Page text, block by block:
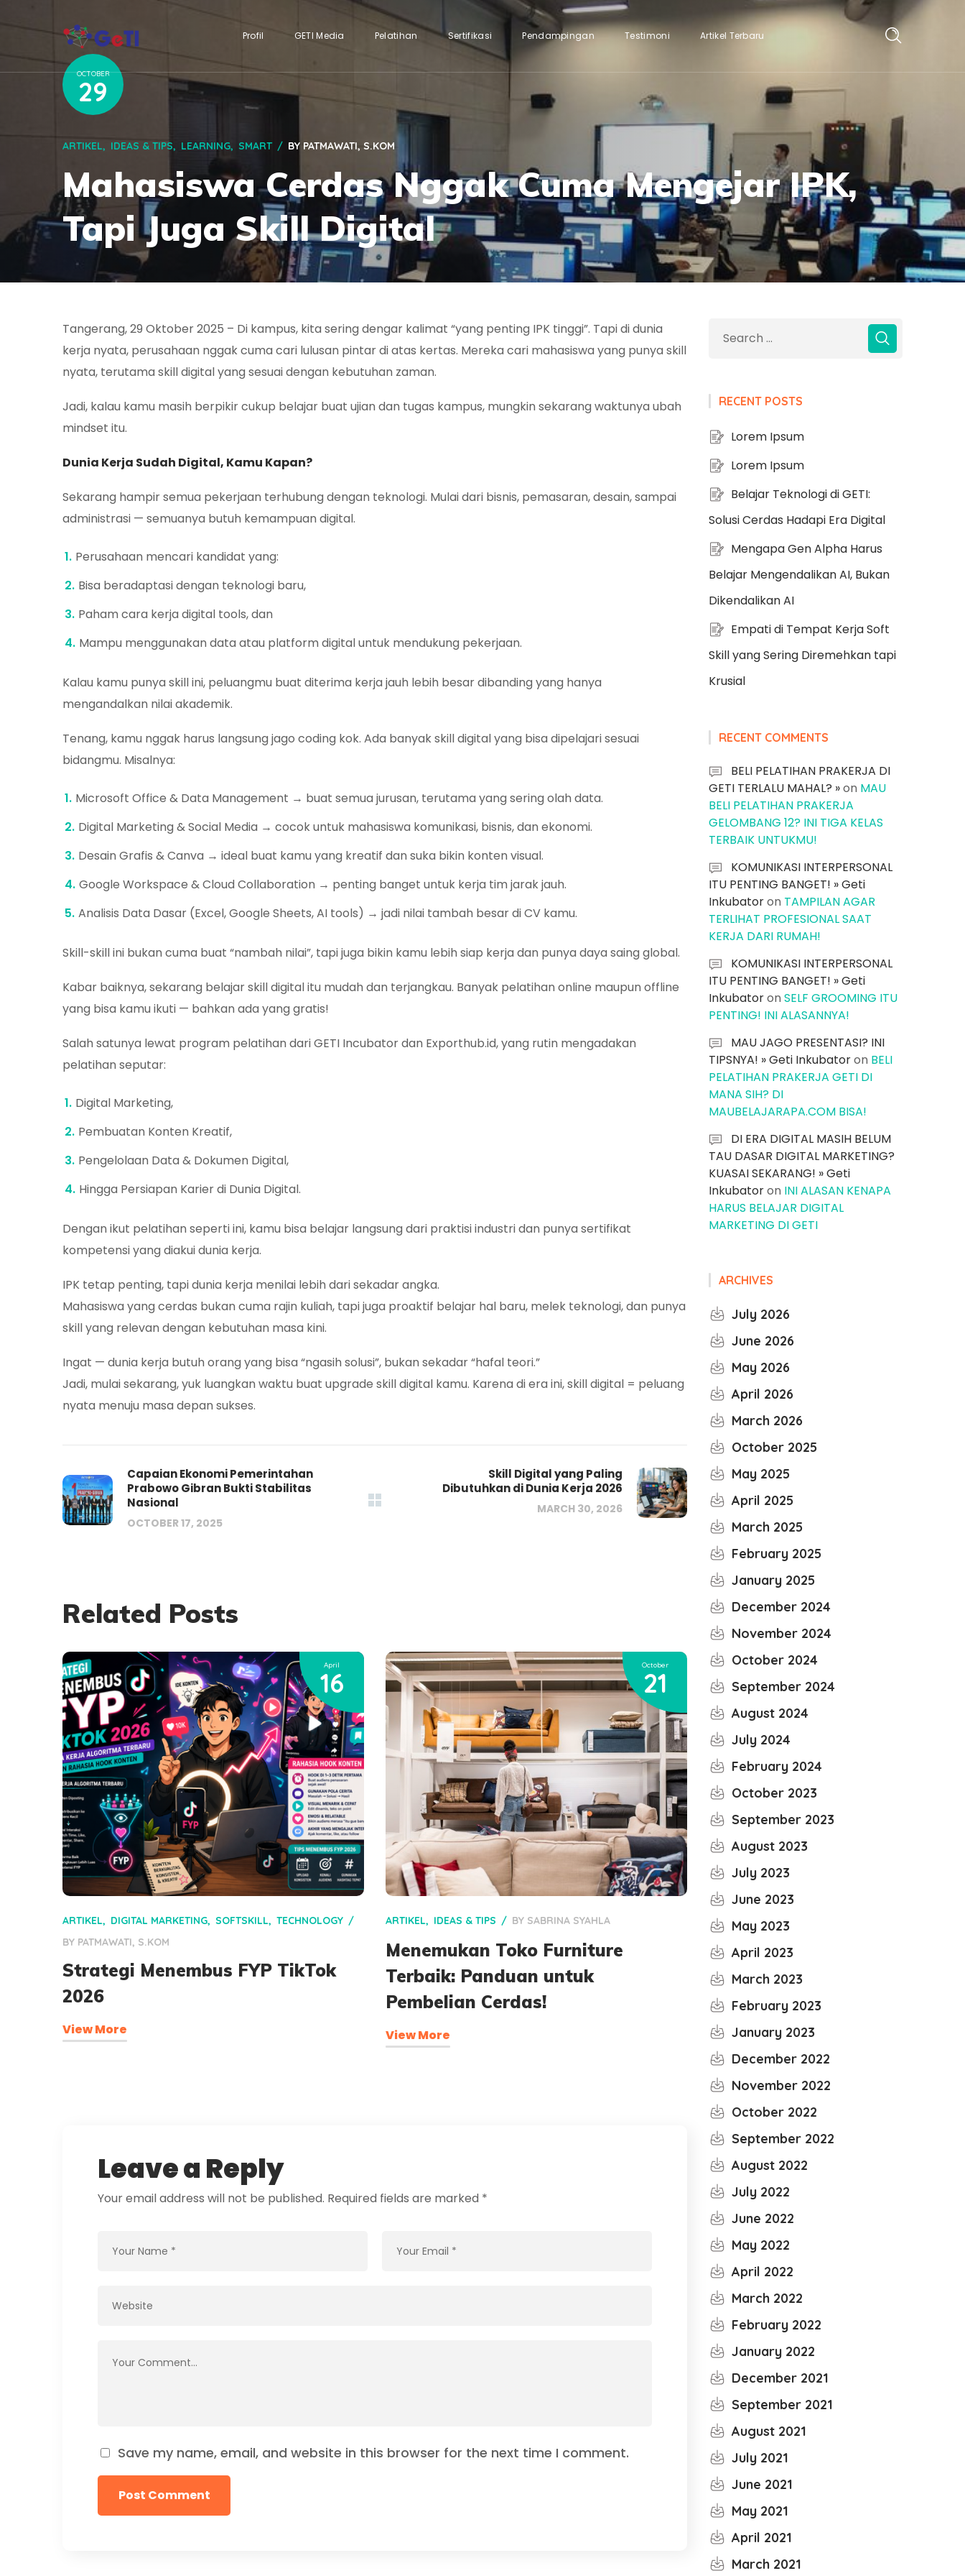
Profil GETI Media Pelatihan Sertifikasi Pendampingan Testimoni Artikel Terbaru
OCTOBER
29
ARTIKEL IDEAS & TIPS LEARNING SMART BY PATMAWATI, S.KOM
Mahasiswa Cerdas Nggak Cuma Mengejar IPK,
Tapi Juga Skill Digital
Tangerang, 29 Oktober 2025 – Di kampus, kita sering dengar kalimat “yang penting IPK tinggi”. Tapi di dunia
kerja nyata, perusahaan nggak cuma cari lulusan pintar di atas kertas. Mereka cari mahasiswa yang punya skill
nyata, terutama skill digital yang sesuai dengan kebutuhan zaman.
Jadi, kalau kamu masih berpikir cukup belajar buat ujian dan tugas kampus, mungkin sekarang waktunya ubah
mindset itu.
Dunia Kerja Sudah Digital, Kamu Kapan?
Sekarang hampir semua pekerjaan terhubung dengan teknologi. Mulai dari bisnis, pemasaran, desain, sampai
administrasi — semuanya butuh kemampuan digital.
Perusahaan mencari kandidat yang:
Bisa beradaptasi dengan teknologi baru,
Paham cara kerja digital tools, dan
Mampu menggunakan data atau platform digital untuk mendukung pekerjaan.
Kalau kamu punya skill ini, peluangmu buat diterima kerja jauh lebih besar dibanding yang hanya
mengandalkan nilai akademik.
Tenang, kamu nggak harus langsung jago coding kok. Ada banyak skill digital yang bisa dipelajari sesuai
bidangmu. Misalnya:
Microsoft Office & Data Management → buat semua jurusan, terutama yang sering olah data.
Digital Marketing & Social Media → cocok untuk mahasiswa komunikasi, bisnis, dan ekonomi.
Desain Grafis & Canva → ideal buat kamu yang kreatif dan suka bikin konten visual.
Google Workspace & Cloud Collaboration → penting banget untuk kerja tim jarak jauh.
Analisis Data Dasar (Excel, Google Sheets, AI tools) → jadi nilai tambah besar di CV kamu.
Skill-skill ini bukan cuma buat “nambah nilai”, tapi juga bikin kamu lebih siap kerja dan punya daya saing global.
Kabar baiknya, sekarang belajar skill digital itu mudah dan terjangkau. Banyak pelatihan online maupun offline
yang bisa kamu ikuti — bahkan ada yang gratis!
Salah satunya lewat program pelatihan dari GETI Incubator dan Exporthub.id, yang rutin mengadakan
pelatihan seputar:
Digital Marketing,
Pembuatan Konten Kreatif,
Pengelolaan Data & Dokumen Digital,
Hingga Persiapan Karier di Dunia Digital.
Dengan ikut pelatihan seperti ini, kamu bisa belajar langsung dari praktisi industri dan punya sertifikat
kompetensi yang diakui dunia kerja.
IPK tetap penting, tapi dunia kerja menilai lebih dari sekadar angka.
Mahasiswa yang cerdas bukan cuma rajin kuliah, tapi juga proaktif belajar hal baru, melek teknologi, dan punya
skill yang relevan dengan kebutuhan masa kini.
Ingat — dunia kerja butuh orang yang bisa “ngasih solusi”, bukan sekadar “hafal teori.”
Jadi, mulai sekarang, yuk luangkan waktu buat upgrade skill digital kamu. Karena di era ini, skill digital = peluang
nyata menuju masa depan sukses.
Capaian Ekonomi Pemerintahan
Prabowo Gibran Bukti Stabilitas
Nasional
OCTOBER 17, 2025
Skill Digital yang Paling
Dibutuhkan di Dunia Kerja 2026
MARCH 30, 2026
Related Posts
April
16
ARTIKEL DIGITAL MARKETING SOFTSKILL
TECHNOLOGY
BY PATMAWATI, S.KOM
Strategi Menembus FYP TikTok
2026
View More
October
21
ARTIKEL IDEAS & TIPS BY SABRINA SYAHLA
Menemukan Toko Furniture
Terbaik: Panduan untuk
Pembelian Cerdas!
View More
Leave a Reply
Your email address will not be published. Required fields are marked *
Save my name, email, and website in this browser for the next time I comment.
RECENT POSTS
Lorem Ipsum
Lorem Ipsum
Belajar Teknologi di GETI:
Solusi Cerdas Hadapi Era Digital
Mengapa Gen Alpha Harus
Belajar Mengendalikan AI, Bukan
Dikendalikan AI
Empati di Tempat Kerja Soft
Skill yang Sering Diremehkan tapi
Krusial
RECENT COMMENTS
BELI PELATIHAN PRAKERJA DI
GETI TERLALU MAHAL? »on MAU
BELI PELATIHAN PRAKERJA
GELOMBANG 12? INI TIGA KELAS
TERBAIK UNTUKMU!
KOMUNIKASI INTERPERSONAL
ITU PENTING BANGET! » Geti
Inkubatoron TAMPILAN AGAR
TERLIHAT PROFESIONAL SAAT
KERJA DARI RUMAH!
KOMUNIKASI INTERPERSONAL
ITU PENTING BANGET! » Geti
Inkubatoron SELF GROOMING ITU
PENTING! INI ALASANNYA!
MAU JAGO PRESENTASI? INI
TIPSNYA! » Geti Inkubatoron BELI
PELATIHAN PRAKERJA GETI DI
MANA SIH? DI
MAUBELAJARAPA.COM BISA!
DI ERA DIGITAL MASIH BELUM
TAU DASAR DIGITAL MARKETING?
KUASAI SEKARANG! » Geti
Inkubatoron INI ALASAN KENAPA
HARUS BELAJAR DIGITAL
MARKETING DI GETI
ARCHIVES
July 2026
June 2026
May 2026
April 2026
March 2026
October 2025
May 2025
April 2025
March 2025
February 2025
January 2025
December 2024
November 2024
October 2024
September 2024
August 2024
July 2024
February 2024
October 2023
September 2023
August 2023
July 2023
June 2023
May 2023
April 2023
March 2023
February 2023
January 2023
December 2022
November 2022
October 2022
September 2022
August 2022
July 2022
June 2022
May 2022
April 2022
March 2022
February 2022
January 2022
December 2021
September 2021
August 2021
July 2021
June 2021
May 2021
April 2021
March 2021